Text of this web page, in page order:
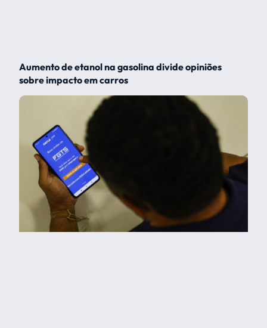
Aumento de etanol na gasolina divide opiniões
sobre impacto em carros